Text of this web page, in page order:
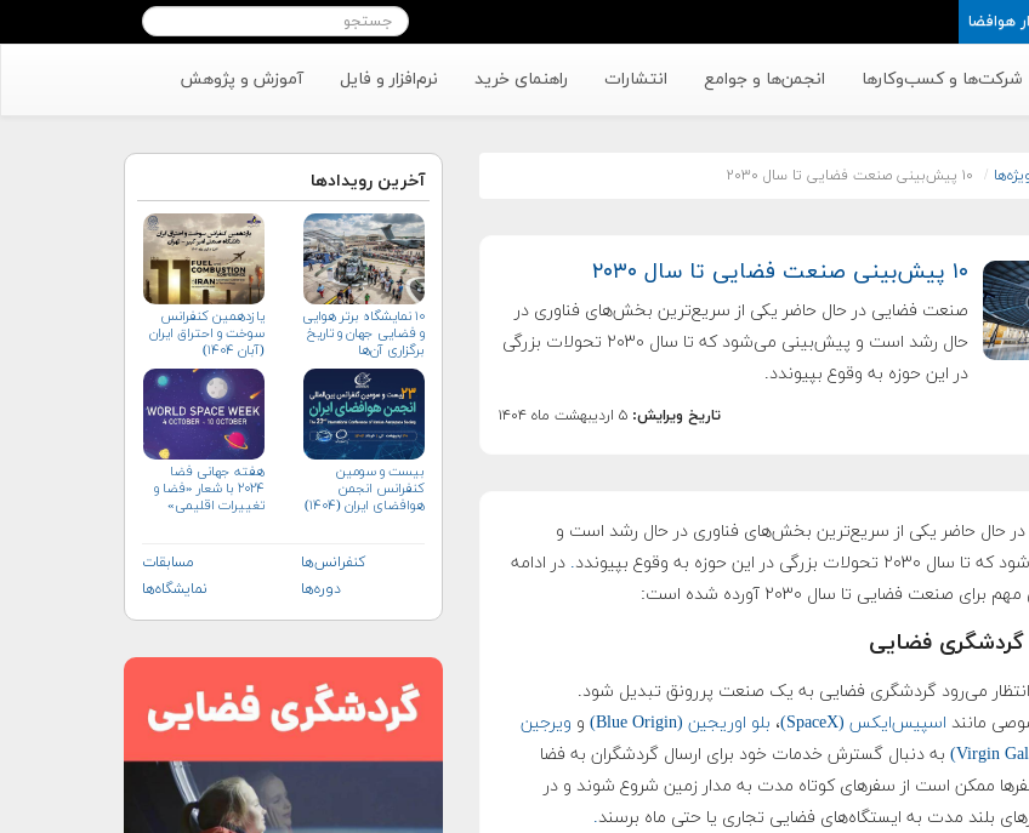
هوافضا
شرکت‌ها و کسب‌وکار‌ها انجمن‌ها و جوامع انتشارات راهنمای خرید نرم‌افزار و فایل آموزش و پژوهش
۱۰ پیش‌بینی صنعت فضایی تا سال ۲۰۳۰
۱۰ پیش‌بینی صنعت فضایی تا سال ۲۰۳۰
صنعت فضایی در حال حاضر یکی از سریع‌ترین بخش‌های فناوری در
حال رشد است و پیش‌بینی می‌شود که تا سال ۲۰۳۰ تحولات بزرگی
در این حوزه به وقوع بپیوندد.
تاریخ ویرایش:۵ اردیبهشت ماه ۱۴۰۴
حال حاضر یکی از سریع‌ترین بخش‌های فناوری در حال رشد است و
بزرگی در این حوزه به وقوع بپیوندد
. در ادامه
صنعت فضایی تا سال ۲۰۳۰ آورده شده است:
سال ۲۰۳۰، انتظار می‌رود گردشگری فضایی به یک صنعت پررونق تبدیل شود.
مانند اسپیس‌ایکس (SpaceX) ، بلو اوریجین (Blue Origin) و ویرجین
به دنبال گسترش خدمات خود برای ارسال گردشگران به فضا
ممکن است از سفرهای کوتاه مدت به مدار زمین شروع شوند و در
بلند مدت به ایستگاه‌های فضایی تجاری یا حتی ماه برسند.
آخرین رویدادها
۱۰ نمایشگاه برتر هوایی
و فضایی جهان و تاریخ
برگزاری آن‌ها
یازدهمین کنفرانس
سوخت و احتراق ایران
(آبان‌ ۱۴۰۴)
بیست و سومین
کنفرانس انجمن
هوافضای ايران (۱۴۰۴)
هفته جهانی فضا
۲۰۲۴ با شعار «فضا و
تغییرات اقلیمی»
کنفرانس‌ها
مسابقات
دوره‌ها
نمایشگاه‌ها